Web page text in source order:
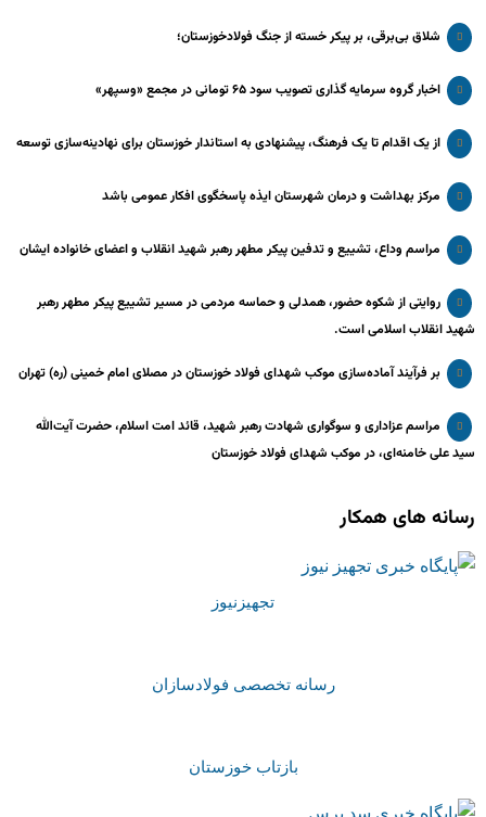
شلاق‌ بی‌برقی، بر پیکر خسته‌ از جنگ فولادخوزستان؛
اخبار گروه سرمایه گذاری تصویب سود ۶۵ تومانی در مجمع «وسپهر»
از یک اقدام تا یک فرهنگ، پیشنهادی به استاندار خوزستان برای نهادینه‌سازی توسعه
مرکز بهداشت و درمان شهرستان ایذه پاسخگوی افکار عمومی باشد
مراسم وداع، تشییع و تدفین پیکر مطهر رهبر شهید انقلاب و اعضای خانواده ایشان
روایتی از شکوه حضور، همدلی و حماسه مردمی در مسیر تشییع پیکر مطهر رهبر
شهید انقلاب اسلامی است.
بر فرآیند آماده‌سازی موکب شهدای فولاد خوزستان در مصلای امام خمینی (ره) تهران
مراسم عزاداری و سوگواری شهادت رهبر شهید، قائد امت اسلام، حضرت آیت‌الله
سید علی خامنه‌ای، در موکب شهدای فولاد خوزستان
رسانه های همکار
تجهیزنیوز
رسانه تخصصی فولادسازان
بازتاب خوزستان